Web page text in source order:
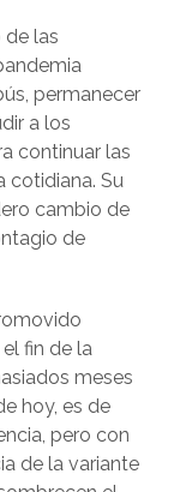
de las
permanecer
a los
continuar las
cotidiana. Su
cambio de
de
fin de la
meses
hoy, es de
pero con
de la variante